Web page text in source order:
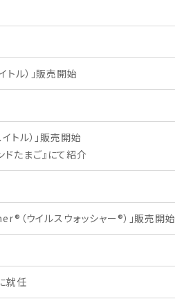
ル）」販売開始
トル）」販売開始
ドたまご』にて紹介
ウイルスウォッシャー®︎）」販売開始
就任